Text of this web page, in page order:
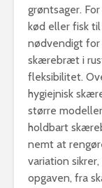
grøntsager.
kød eller fisk
nødvendigt
skærebræt i
fleksibilitet.
hygiejnisk
større
holdbart
nemt at
variation
opgaven, fra